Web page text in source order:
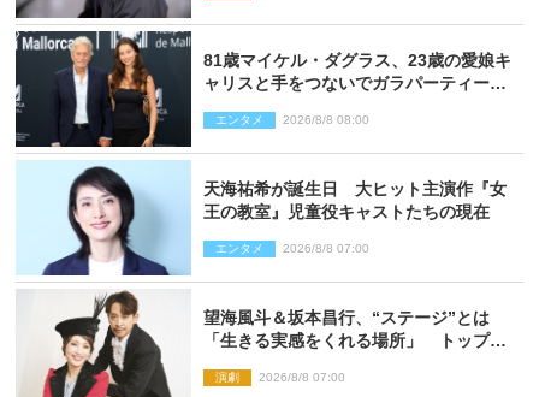
81歳マイケル・ダグラス、23歳の愛娘キ
ャリスと手をつないでガラパーティーに
エンタメ 2026/8/8 08:00
天海祐希が誕生日 大ヒット主演作『女
王の教室』児童役キャストたちの現在
エンタメ 2026/8/8 07:00
望海風斗＆坂本昌行、“ステージ”とは
「生きる実感をくれる場所」 トップを
演劇 2026/8/8 07:00